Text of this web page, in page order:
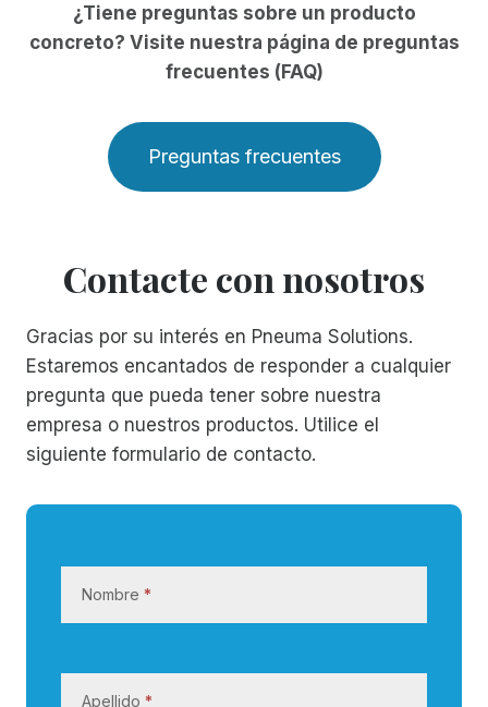
¿Tiene preguntas sobre un producto
concreto? Visite nuestra página de preguntas
frecuentes (FAQ)
Preguntas frecuentes
Contacte con nosotros
Gracias por su interés en Pneuma Solutions.
Estaremos encantados de responder a cualquier
pregunta que pueda tener sobre nuestra
empresa o nuestros productos. Utilice el
siguiente formulario de contacto.
a
Nombre *
Apellido *